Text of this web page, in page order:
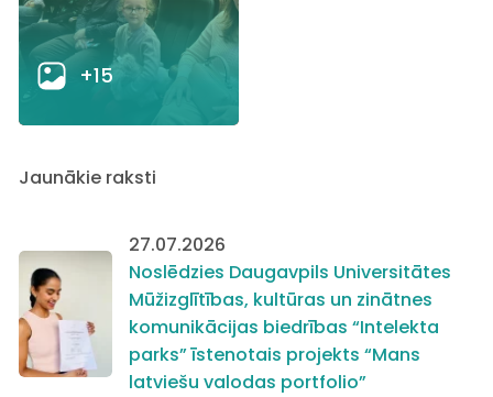
+15
Jaunākie raksti
27.07.2026
Noslēdzies Daugavpils Universitātes
Mūžizglītības, kultūras un zinātnes
komunikācijas biedrības “Intelekta
parks” īstenotais projekts “Mans
latviešu valodas portfolio”